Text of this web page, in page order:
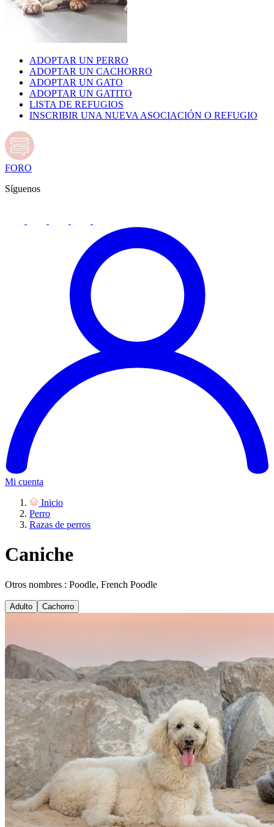
ADOPTAR UN PERRO
ADOPTAR UN CACHORRO
ADOPTAR UN GATO
ADOPTAR UN GATITO
LISTA DE REFUGIOS
INSCRIBIR UNA NUEVA ASOCIACIÓN O REFUGIO
FORO
Síguenos
Mi cuenta
Inicio
Perro
Razas de perros
Caniche
Otros nombres : Poodle, French Poodle
Adulto Cachorro